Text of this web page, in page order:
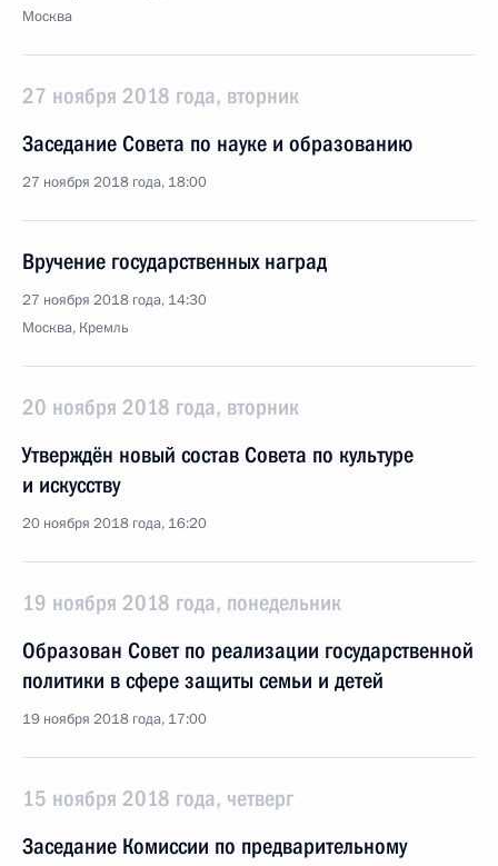
Москва
27 ноября 2018 года, вторник
Заседание Совета по науке и образованию
27 ноября 2018 года, 18:00
Вручение государственных наград
27 ноября 2018 года, 14:30
Москва, Кремль
20 ноября 2018 года, вторник
Утверждён новый состав Совета по культуре
и искусству
20 ноября 2018 года, 16:20
19 ноября 2018 года, понедельник
Образован Совет по реализации государственной
политики в сфере защиты семьи и детей
19 ноября 2018 года, 17:00
15 ноября 2018 года, четверг
Заседание Комиссии по предварительному